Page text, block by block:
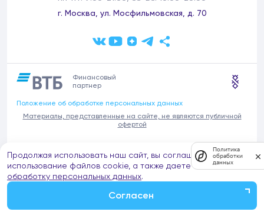
г. Москва, ул. Мосфильмовская, д. 70
Финансовый
партнер
Положение об обработке персональных данных
Материалы, представленные на сайте, не являются публичной
офертой
В связи с участившимися случаями предложений частных услуг от
имени компании Донстрой (проведения ремонтов, продажи
отделочных материалов и т.п.), обращаем внимание на то, что
компания Донстрой не оказывает таких услуг, не имеет
представительств такого профиля и не обращается к частным
Продолжая использовать наш сайт, вы соглашаетесь на
использование файлов cookie, а также даете согласие на
обработку персональных данных.
Согласен
Политика
обработки
данных